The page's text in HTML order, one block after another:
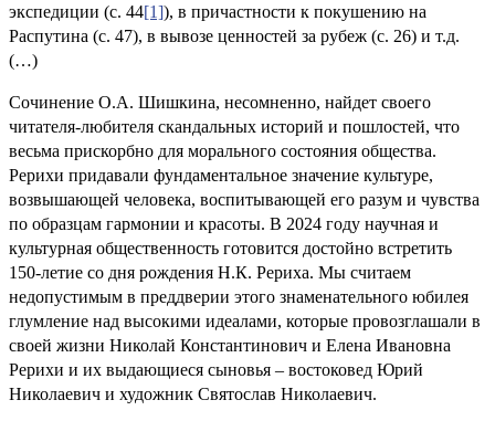
экспедиции (с. 44[1]), в причастности к покушению на
Распутина (с. 47), в вывозе ценностей за рубеж (с. 26) и т.д.
(…)
Сочинение О.А. Шишкина, несомненно, найдет своего
читателя-любителя скандальных историй и пошлостей, что
весьма прискорбно для морального состояния общества.
Рерихи придавали фундаментальное значение культуре,
возвышающей человека, воспитывающей его разум и чувства
по образцам гармонии и красоты. В 2024 году научная и
культурная общественность готовится достойно встретить
150-летие со дня рождения Н.К. Рериха. Мы считаем
недопустимым в преддверии этого знаменательного юбилея
глумление над высокими идеалами, которые провозглашали в
своей жизни Николай Константинович и Елена Ивановна
Рерихи и их выдающиеся сыновья – востоковед Юрий
Николаевич и художник Святослав Николаевич.